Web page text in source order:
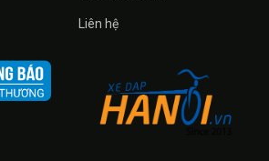
Liên hệ